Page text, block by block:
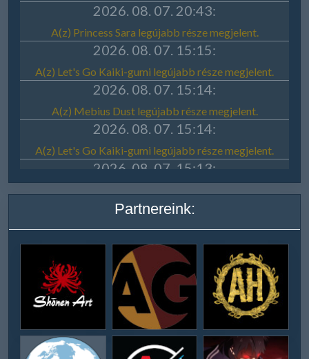
Partnereink: